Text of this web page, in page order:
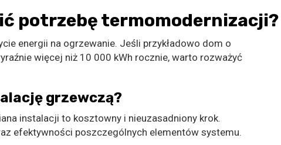
potrzebę termomodernizacji?
energii na ogrzewanie. Jeśli przykładowo dom o
więcej niż 10 000 kWh rocznie, warto rozważyć
grzewczą?
instalacji to kosztowny i nieuzasadniony krok.
efektywności poszczególnych elementów systemu.